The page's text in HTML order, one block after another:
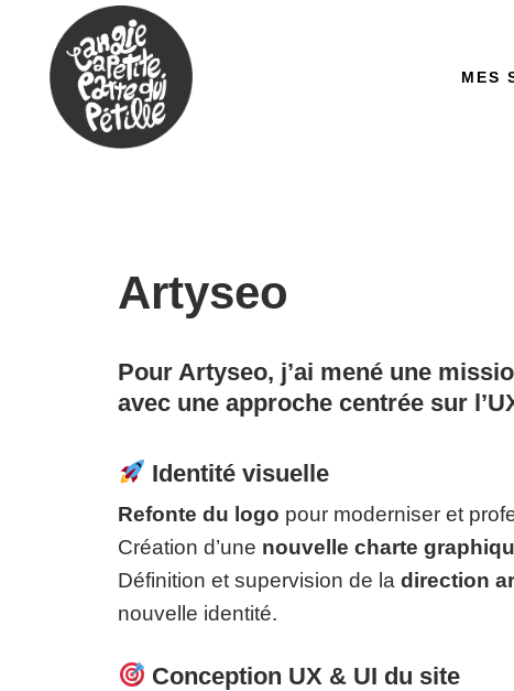
MES
Artyseo
Pour Artyseo, j’ai mené une
avec une approche centrée sur
Identité visuelle
Refonte du logo pour moderniser et
Création d’une nouvelle charte
Définition et supervision de la direction
nouvelle identité.
Conception UX & UI du site